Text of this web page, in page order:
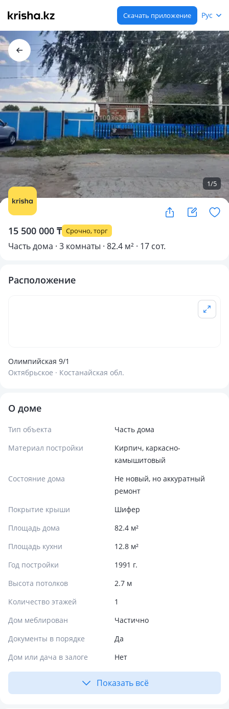
Скачать приложение Рус
1/5
15 500 000 ₸ Срочно, торг
Часть дома · 3 комнаты · 82.4 м² · 17 сот.
Расположение
Олимпийская 9/1
Октябрьское · Костанайская обл.
О доме
Тип объекта
Часть дома
Материал постройки
Кирпич, каркасно-
камышитовый
Состояние дома
Не новый, но аккуратный
ремонт
Покрытие крыши
Шифер
Площадь дома
82.4 м²
Площадь кухни
12.8 м²
Год постройки
1991 г.
Высота потолков
2.7 м
Количество этажей
1
Дом меблирован
Частично
Документы в порядке
Да
Дом или дача в залоге
Нет
Показать всё